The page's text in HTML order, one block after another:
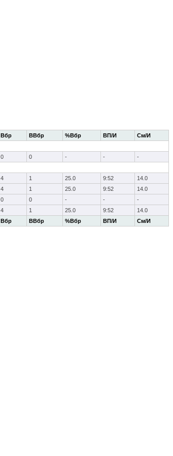
Вбр ВВбр %Вбр ВП/И См/И
Вбр ВВбр %Вбр ВП/И См/И
0 0 - -
-
4 1 25.0 9:52
14.0
4 1 25.0 9:52
14.0
0 0 - -
-
4 1 25.0 9:52 14.0